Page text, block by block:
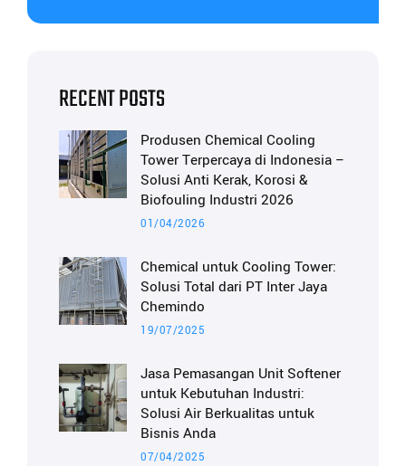
RECENT POSTS
Produsen Chemical Cooling
Tower Terpercaya di Indonesia –
Solusi Anti Kerak, Korosi &
Biofouling Industri 2026
01/04/2026
Chemical untuk Cooling Tower:
Solusi Total dari PT Inter Jaya
Chemindo
19/07/2025
Jasa Pemasangan Unit Softener
untuk Kebutuhan Industri:
Solusi Air Berkualitas untuk
Bisnis Anda
07/04/2025